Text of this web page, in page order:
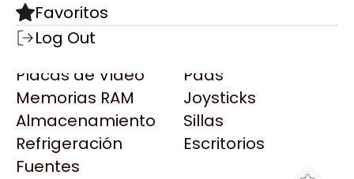
Componentes
Motherboards
Microprocesadores
Placas de Video
Memorias RAM
Almacenamiento
Refrigeración
Fuentes
Pads
Joysticks
Sillas
Escritorios
Todas las Marcas
AMD
AULA
Acer
Adata
AeroCool
Destacadas
Favoritos
Log Out